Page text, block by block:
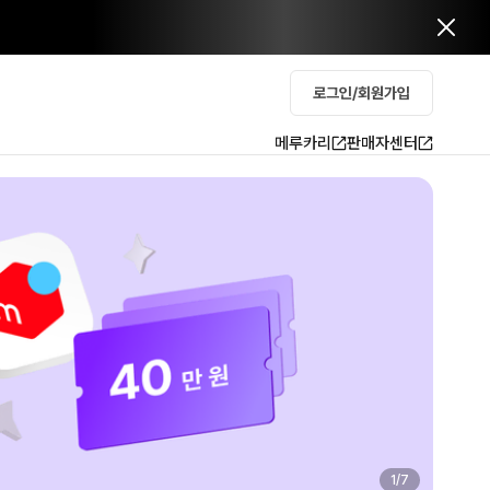
로그인/회원가입
메루카리 판매자센터
2/7